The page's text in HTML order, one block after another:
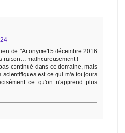
de "Anonyme15 décembre 2016
raison… malheureusement !
continué dans ce domaine, mais
scientifiques est ce qui m'a toujours
ce qu'on n'apprend plus